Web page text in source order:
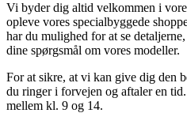
Vi byder dig altid velkommen i
opleve vores specialbyggede
har du mulighed for at se
dine spørgsmål om vores modeller.
For at sikre, at vi kan give dig den
du ringer i forvejen og aftaler en
mellem kl. 9 og 14.